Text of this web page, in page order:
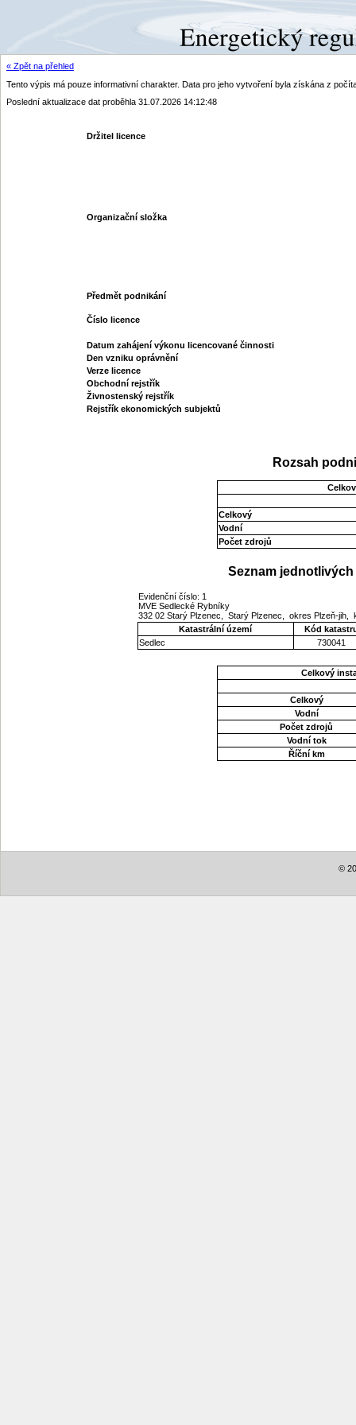
« Zpět na přehled
Tento výpis má pouze informativní charakter. Data pro jeho vytvoření byla získána z
Poslední aktualizace dat proběhla 31.07.2026 14:12:48
Držitel licence
Organizační složka
Předmět podnikání
Číslo licence
Datum zahájení výkonu licencované činnosti
Den vzniku oprávnění
Verze licence
Obchodní rejstřík
Živnostenský rejstřík
Rejstřík ekonomických subjektů
Rozsah
Celkový
Vodní
Počet zdrojů
Seznam
Evidenční číslo: 1
MVE Sedlecké Rybníky
332 02 Starý Plzenec, Starý Plzenec, okres Plzeň-jih,
Katastrální území
Kód
Sedlec
730041
Celkový
Celkový
Vodní
Počet zdrojů
Vodní tok
Říční km
©